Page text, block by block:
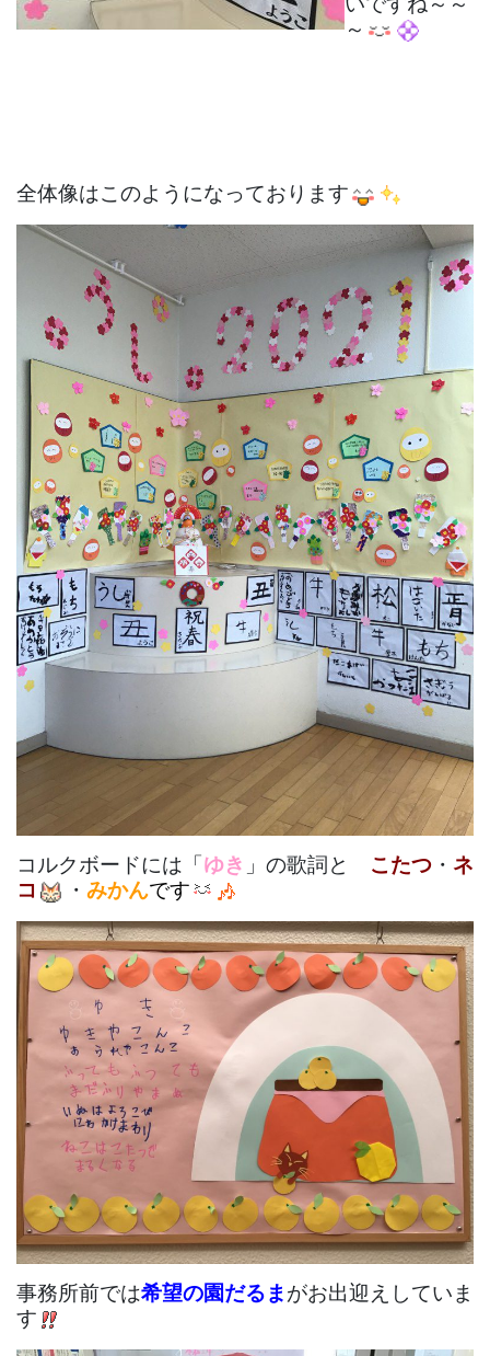
～
全体像はこのようになっております
コルクボードには「ゆき 」の歌詞と こたつ ・ ネ
コ
・ みかんです
事務所前では希望の園だるまがお出迎えしていま
す